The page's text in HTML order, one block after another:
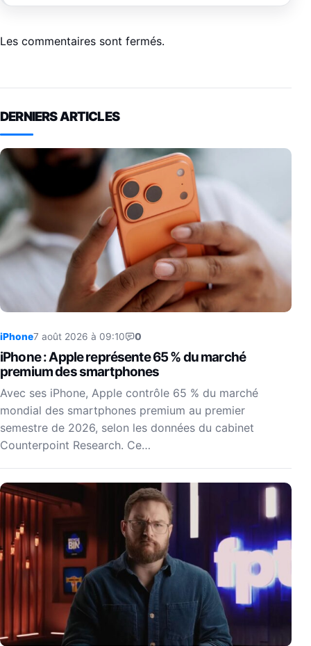
Les commentaires sont fermés.
DERNIERS ARTICLES
iPhone7 août 2026 à 09:10 0
iPhone : Apple représente 65 % du marché
premium des smartphones
Avec ses iPhone, Apple contrôle 65 % du marché
mondial des smartphones premium au premier
semestre de 2026, selon les données du cabinet
Counterpoint Research. Ce…